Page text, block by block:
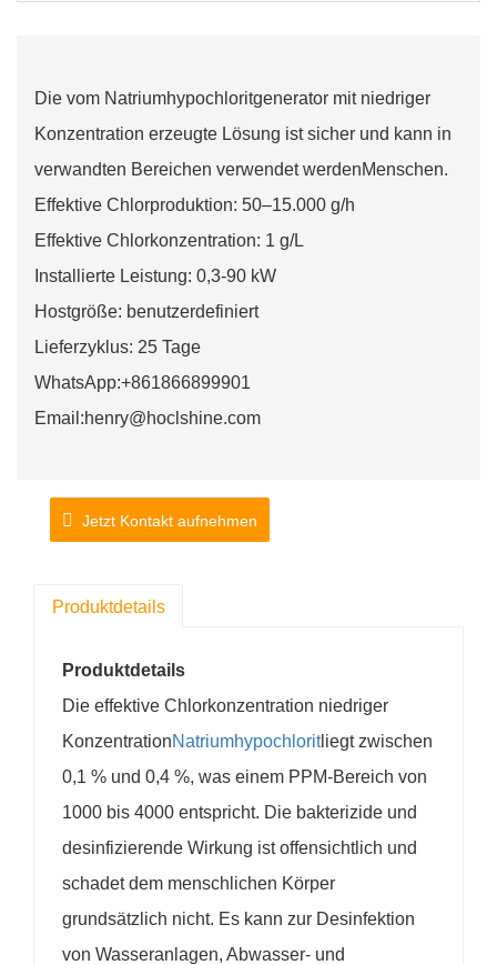
Die vom Natriumhypochloritgenerator mit niedriger
Konzentration erzeugte Lösung ist sicher und kann in
verwandten Bereichen verwendet werdenMenschen.
Effektive Chlorproduktion: 50–15.000 g/h
Effektive Chlorkonzentration: 1 g/L
Installierte Leistung: 0,3-90 kW
Hostgröße: benutzerdefiniert
Lieferzyklus: 25 Tage
WhatsApp:+861866899901
Email:henry@hoclshine.com
Jetzt Kontakt aufnehmen
Produktdetails
Produktdetails
Die effektive Chlorkonzentration niedriger
KonzentrationNatriumhypochloritliegt zwischen
0,1 % und 0,4 %, was einem PPM-Bereich von
1000 bis 4000 entspricht. Die bakterizide und
desinfizierende Wirkung ist offensichtlich und
schadet dem menschlichen Körper
grundsätzlich nicht. Es kann zur Desinfektion
von Wasseranlagen, Abwasser- und